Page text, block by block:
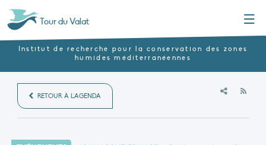
Tour du Valat
Institut de recherche pour la conservation des zones
humides méditerranéennes
RETOUR À L'AGENDA